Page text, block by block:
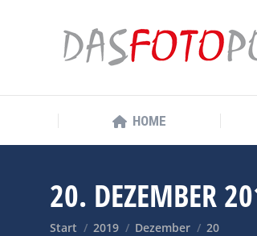
HOME
20. DEZEMBER
Sie befinden sich hier:
Start 2019 Dezember 20
HOME